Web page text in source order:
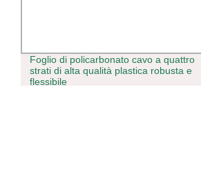
Policarbonato solido ignifugo foglio
trasparente plastica policarbonato
trasparente solido Fogli di policarbonato